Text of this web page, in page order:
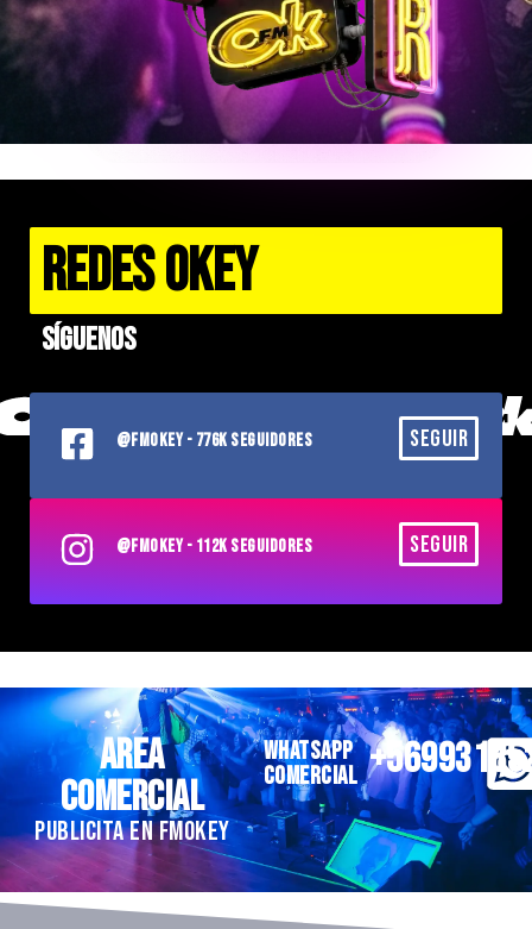
REDES OKEY
Síguenos
SEGUIR
@FMOKEY - 776K SEGUIDORES
SEGUIR
@FMOKEY - 112K SEGUIDORES
AREA
COMERCIAL
PUBLICITA EN FMOKEY
WHATSAPP
COMERCIAL